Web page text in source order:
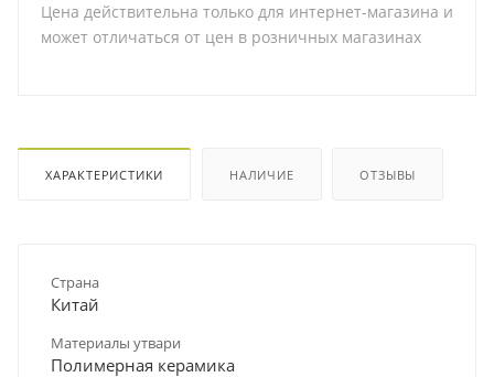
Цена действительна только для интернет-магазина и
может отличаться от цен в розничных магазинах
ХАРАКТЕРИСТИКИ НАЛИЧИЕ ОТЗЫВЫ
Страна
Китай
Материалы утвари
Полимерная керамика